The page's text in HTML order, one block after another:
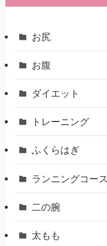
お尻
お腹
ダイエット
トレーニング
ふくらはぎ
ランニングコース
二の腕
太もも